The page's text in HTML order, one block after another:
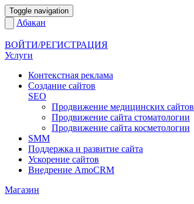
Toggle navigation
Абакан
ВОЙТИ/РЕГИСТРАЦИЯ
Услуги
Контекстная реклама
Создание сайтов
SEO
Продвижение медицинских сайтов
Продвижение сайта стоматологии
Продвижение сайта косметологии
SMM
Поддержка и развитие сайта
Ускорение сайтов
Внедрение AmoCRM
Магазин